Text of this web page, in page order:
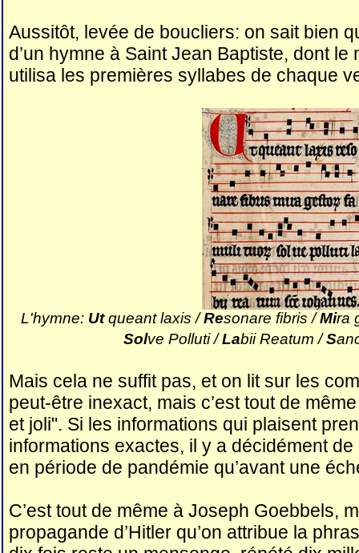
Aussitôt, levée de boucliers: on sait bien
d’un hymne à Saint Jean Baptiste, dont le
utilisa les premières syllabes de chaque
L'hymne: Utqueant laxis /Resonare fibris /Mira
Solve Polluti /Labii Reatum /S
Mais cela ne suffit pas, et on lit sur les
peut-être inexact, mais c’est tout de
et joli". Si les informations qui plaisent
informations exactes, il y a décidément de
en période de pandémie qu’avant une
C’est tout de même à Joseph Goebbels,
propagande d’Hitler qu’on attribue la